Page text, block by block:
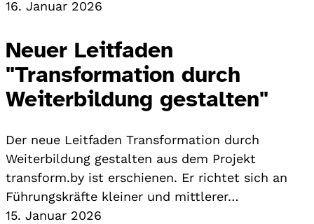
16. Januar 2026
Neuer Leitfaden
"Transformation durch
Weiterbildung gestalten"
Der neue Leitfaden Transformation durch
Weiterbildung gestalten aus dem Projekt
transform.by ist erschienen. Er richtet sich an
Führungskräfte kleiner und mittlerer…
15. Januar 2026